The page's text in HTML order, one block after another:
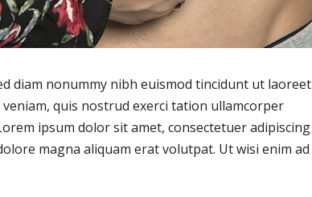
diam nonummy nibh euismod tincidunt ut laoreet
quis nostrud exerci tation ullamcorper
ipsum dolor sit amet, consectetuer adipiscing
magna aliquam erat volutpat. Ut wisi enim ad